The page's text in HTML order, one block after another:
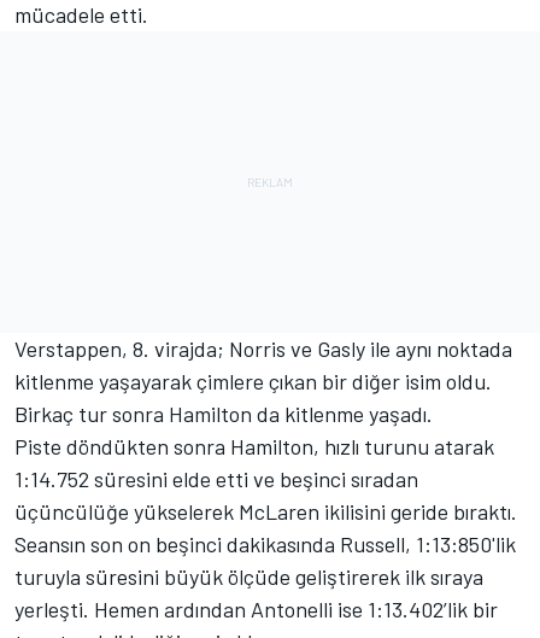
mücadele etti.
Verstappen, 8. virajda; Norris ve Gasly ile aynı noktada
kitlenme yaşayarak çimlere çıkan bir diğer isim oldu.
Birkaç tur sonra Hamilton da kitlenme yaşadı.
Piste döndükten sonra Hamilton, hızlı turunu atarak
1:14.752 süresini elde etti ve beşinci sıradan
üçüncülüğe yükselerek McLaren ikilisini geride bıraktı.
Seansın son on beşinci dakikasında Russell, 1:13:850'lik
turuyla süresini büyük ölçüde geliştirerek ilk sıraya
yerleşti. Hemen ardından Antonelli ise 1:13.402’lik bir